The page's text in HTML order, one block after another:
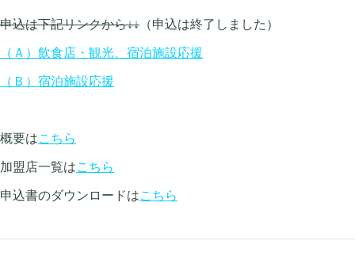
申込は下記リンクから↓↓ （申込は終了しました）
（Ａ）飲食店・観光、宿泊施設応援
（Ｂ）宿泊施設応援
概要はこちら
加盟店一覧はこちら
申込書のダウンロードはこちら